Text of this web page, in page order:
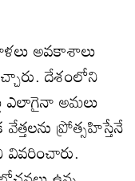
అవకాశాలు
దేశంలోని
ఎలాగైనా అమలు
ప్రోత్సహిస్తేనే
వివరించారు.